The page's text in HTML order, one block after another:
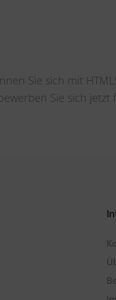
Sie sich mit
Sie sich jetzt